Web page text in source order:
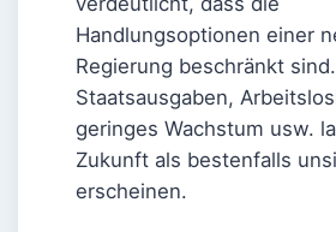
Handlungsoptionen einer
Regierung beschränkt
Staatsausgaben,
geringes Wachstum usw.
Zukunft als bestenfalls
erscheinen.